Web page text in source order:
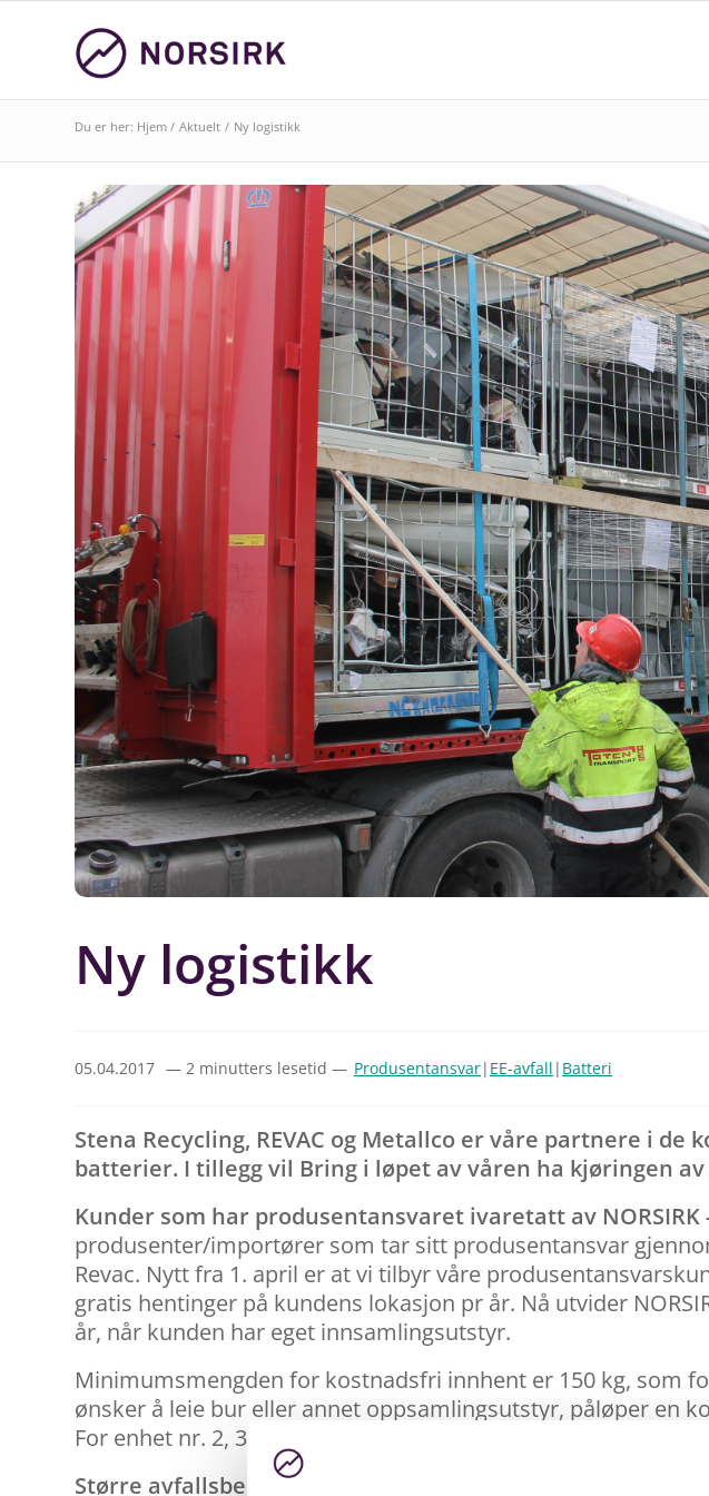
Du er her: Hjem / Aktuelt / Ny logistikk
Ny logistikk
05.04.2017 — 2 minutters lesetid — Produsentansvar| EE-avfall | Batteri
Stena Recycling, REVAC og Metallco er våre partnere i
batterier. I tillegg vil Bring i løpet av våren ha kjøringen av
Kunder som har produsentansvaret ivaretatt av
produsenter/importører som tar sitt produsentansvar
Revac. Nytt fra 1. april er at vi tilbyr våre
gratis hentinger på kundens lokasjon pr år. Nå utvider
år, når kunden har eget innsamlingsutstyr.
Minimumsmengden for kostnadsfri innhent er 150 kg, som
ønsker å leie bur eller annet oppsamlingsutstyr, påløper en
For enhet nr. 2, 3 osv tilkommer 200 for utkjøring og leie, og
Større avfallsbesittere
Er du en avfallsbesitter som jevnlig